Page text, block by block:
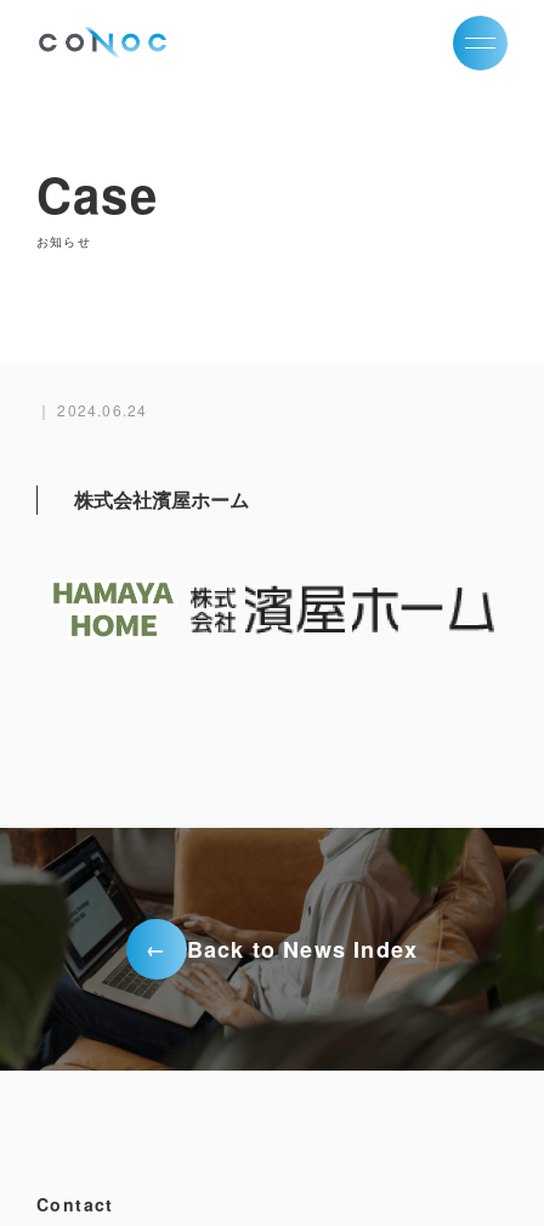
Case
お知らせ
2024.06.24
株式会社濱屋ホーム
Back to News Index
Contact